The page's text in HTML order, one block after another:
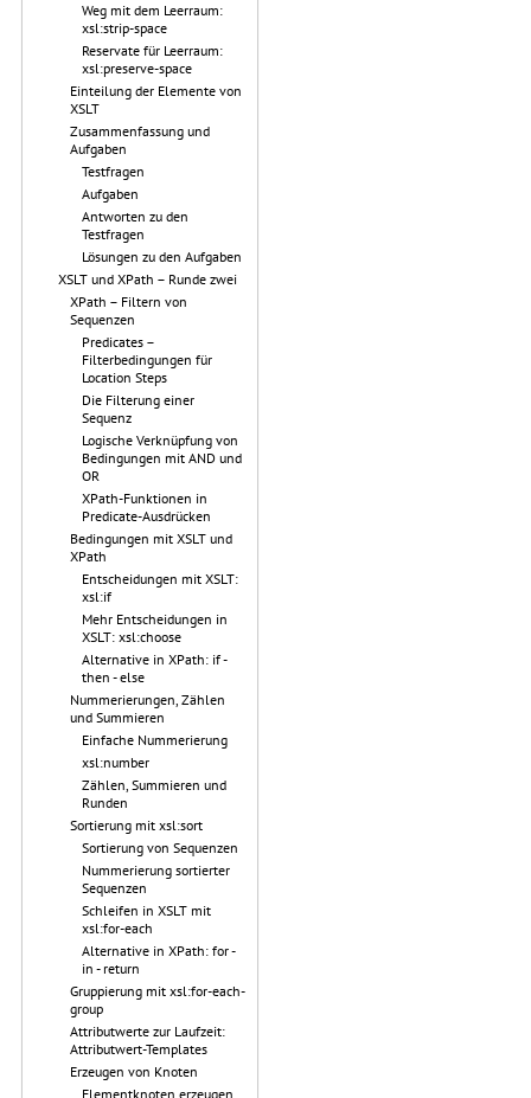
Weg mit dem Leerraum:
xsl:strip-space
Reservate für Leerraum:
xsl:preserve-space
Einteilung der Elemente von
XSLT
Zusammenfassung und
Aufgaben
Testfragen
Aufgaben
Antworten zu den
Testfragen
Lösungen zu den Aufgaben
XSLT und XPath – Runde zwei
XPath – Filtern von
Sequenzen
Predicates –
Filterbedingungen für
Location Steps
Die Filterung einer
Sequenz
Logische Verknüpfung von
Bedingungen mit AND und
OR
XPath-Funktionen in
Predicate-Ausdrücken
Bedingungen mit XSLT und
XPath
Entscheidungen mit XSLT:
xsl:if
Mehr Entscheidungen in
XSLT: xsl:choose
Alternative in XPath: if -
then - else
Nummerierungen, Zählen
und Summieren
Einfache Nummerierung
xsl:number
Zählen, Summieren und
Runden
Sortierung mit xsl:sort
Sortierung von Sequenzen
Nummerierung sortierter
Sequenzen
Schleifen in XSLT mit
xsl:for-each
Alternative in XPath: for -
in - return
Gruppierung mit xsl:for-each-
group
Attributwerte zur Laufzeit:
Attributwert-Templates
Erzeugen von Knoten
Elementknoten erzeugen